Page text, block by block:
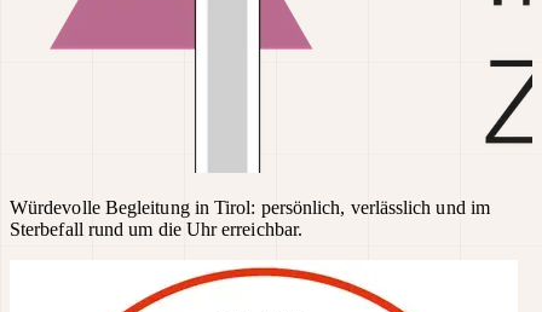
Würdevolle Begleitung in Tirol: persönlich, verlässlich und im
Sterbefall rund um die Uhr erreichbar.